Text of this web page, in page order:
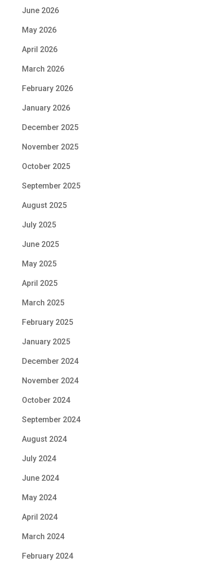
June 2026
May 2026
April 2026
March 2026
February 2026
January 2026
December 2025
November 2025
October 2025
September 2025
August 2025
July 2025
June 2025
May 2025
April 2025
March 2025
February 2025
January 2025
December 2024
November 2024
October 2024
September 2024
August 2024
July 2024
June 2024
May 2024
April 2024
March 2024
February 2024